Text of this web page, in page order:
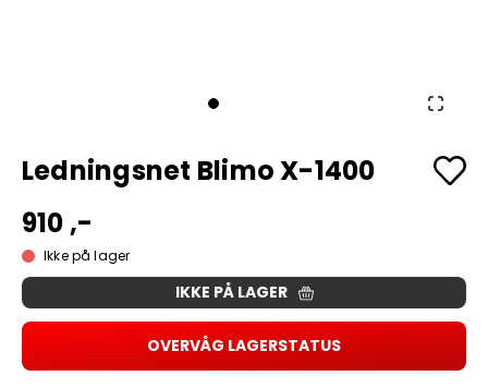
Ledningsnet Blimo X-1400
910 ,-
Ikke på lager
IKKE PÅ LAGER
OVERVÅG LAGERSTATUS